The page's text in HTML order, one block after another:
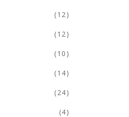
(12)
(12)
(10)
(14)
(24)
(4)